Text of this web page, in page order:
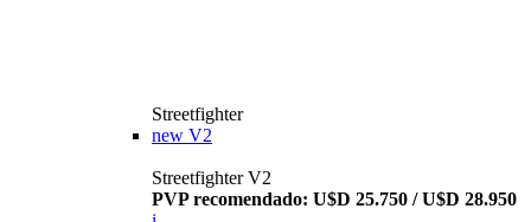
Streetfighter
new V2
Streetfighter V2
PVP recomendado: U$D 25.750 / U$D 28.950